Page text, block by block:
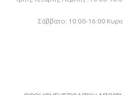
Σάββατο: 10:00-16:00